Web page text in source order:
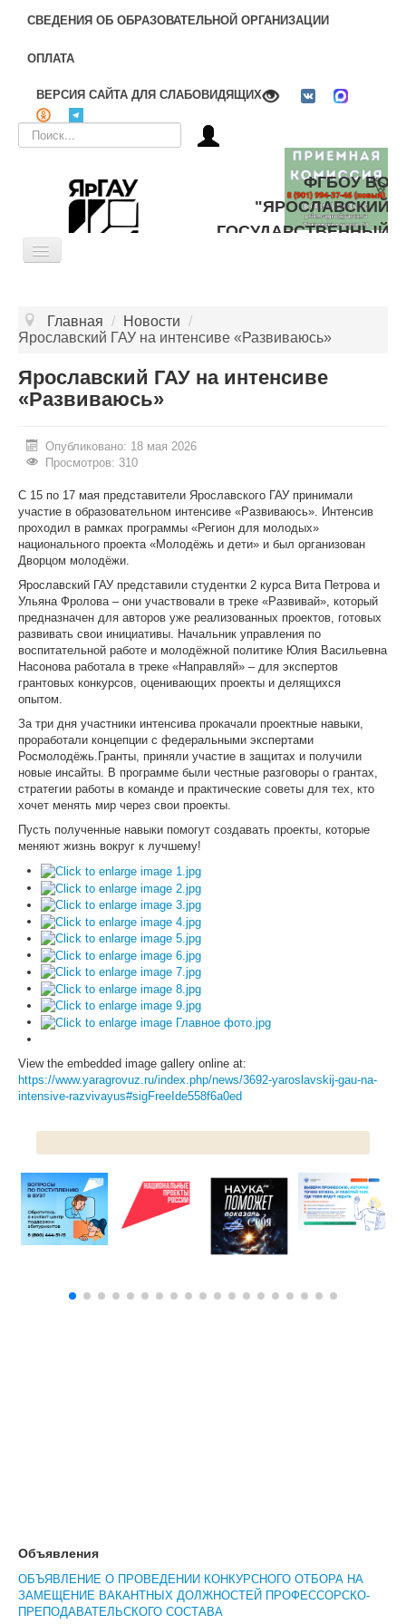
СВЕДЕНИЯ ОБ ОБРАЗОВАТЕЛЬНОЙ ОРГАНИЗАЦИИ
ОПЛАТА
ВЕРСИЯ САЙТА ДЛЯ СЛАБОВИДЯЩИХ
Искать...
ФГБОУ ВО
"ЯРОСЛАВСКИЙ
ГОСУДАРСТВЕННЫЙ
Toggle
ЦЕЛЕВОЕ ОБУЧЕНИЕ
БИБЛИОТЕКА
#БЕРЕГИЗДОРОВЬЕ
АБИТУРИЕНТУ
КОНКУРСНЫЕ СПИСКИ
СПИСКИ ПОСТУПАЮЩИХ
ПОДГОТОВИТЕЛЬНОЕ ОТДЕЛЕНИЕ ДЛЯ ИНОСТРАНЦЕВ
ВЫПУСКНИКУ
ПРИКАЗЫ О ЗАЧИСЛЕНИИ
НОВОСТИ
ОБРАЗОВАНИЕ
РАБОТА В УНИВЕРСИТЕТЕ
ЦКП АГРОТЕХНОЛОГИИ
НАЦИОНАЛЬНЫЕ ПРОЕКТЫ РОССИИ
МАСТЕР-КЛАССЫ
ЕДИНОЕ ОКНО
НАУКА И МЕЖДУНАРОДНАЯ ДЕЯТЕЛЬНОСТЬ
СТИПЕНДИАЛЬНЫЕ ПРОГРАММЫ
ПРОТИВОДЕЙСТВИЕ КОРРУПЦИИ
ОБЩЕЖИТИЕ
ЖУРНАЛ "ВЕСТНИК АПК ВЕРХНЕВОЛЖЬЯ"
Главная / Новости /
Ярославский ГАУ на интенсиве «Развиваюсь»
Ярославский ГАУ на интенсиве
«Развиваюсь»
Опубликовано: 18 мая 2026
Просмотров: 310
С 15 по 17 мая представители Ярославского ГАУ принимали
участие в образовательном интенсиве «Развиваюсь». Интенсив
проходил в рамках программы «Регион для молодых»
национального проекта «Молодёжь и дети» и был организован
Дворцом молодёжи.
Ярославский ГАУ представили студентки 2 курса Вита Петрова и
Ульяна Фролова – они участвовали в треке «Развивай», который
предназначен для авторов уже реализованных проектов, готовых
развивать свои инициативы. Начальник управления по
воспитательной работе и молодёжной политике Юлия Васильевна
Насонова работала в треке «Направляй» – для экспертов
грантовых конкурсов, оценивающих проекты и делящихся
опытом.
За три дня участники интенсива прокачали проектные навыки,
проработали концепции с федеральными экспертами
Росмолодёжь.Гранты, приняли участие в защитах и получили
новые инсайты. В программе были честные разговоры о грантах,
стратегии работы в команде и практические советы для тех, кто
хочет менять мир через свои проекты.
Пусть полученные навыки помогут создавать проекты, которые
меняют жизнь вокруг к лучшему!
View the embedded image gallery online at:
https://www.yaragrovuz.ru/index.php/news/3692-yaroslavskij-gau-na-
intensive-razvivayus#sigFreeIde558f6a0ed
Объявления
ОБЪЯВЛЕНИЕ О ПРОВЕДЕНИИ КОНКУРСНОГО ОТБОРА НА
ЗАМЕЩЕНИЕ ВАКАНТНЫХ ДОЛЖНОСТЕЙ ПРОФЕССОРСКО-
ПРЕПОДАВАТЕЛЬСКОГО СОСТАВА